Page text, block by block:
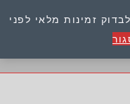
זמינות מלאי לפני
כתובת : היוזמים 9 אור יהודה שירות לקוחות 054-